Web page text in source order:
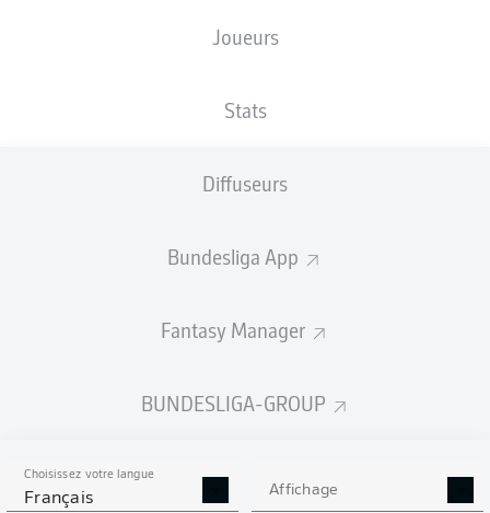
Joueurs
Stats
Diffuseurs
Bundesliga App
Fantasy Manager
BUNDESLIGA-GROUP
Choisissez votre langue
Français Affichage
0